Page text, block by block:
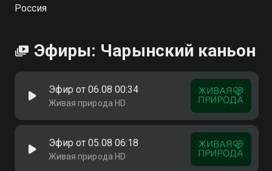
Россия
Эфиры: Чарынский каньон
Эфир от 06.08 00:34
Живая природа HD
Эфир от 05.08 06:18
Живая природа HD